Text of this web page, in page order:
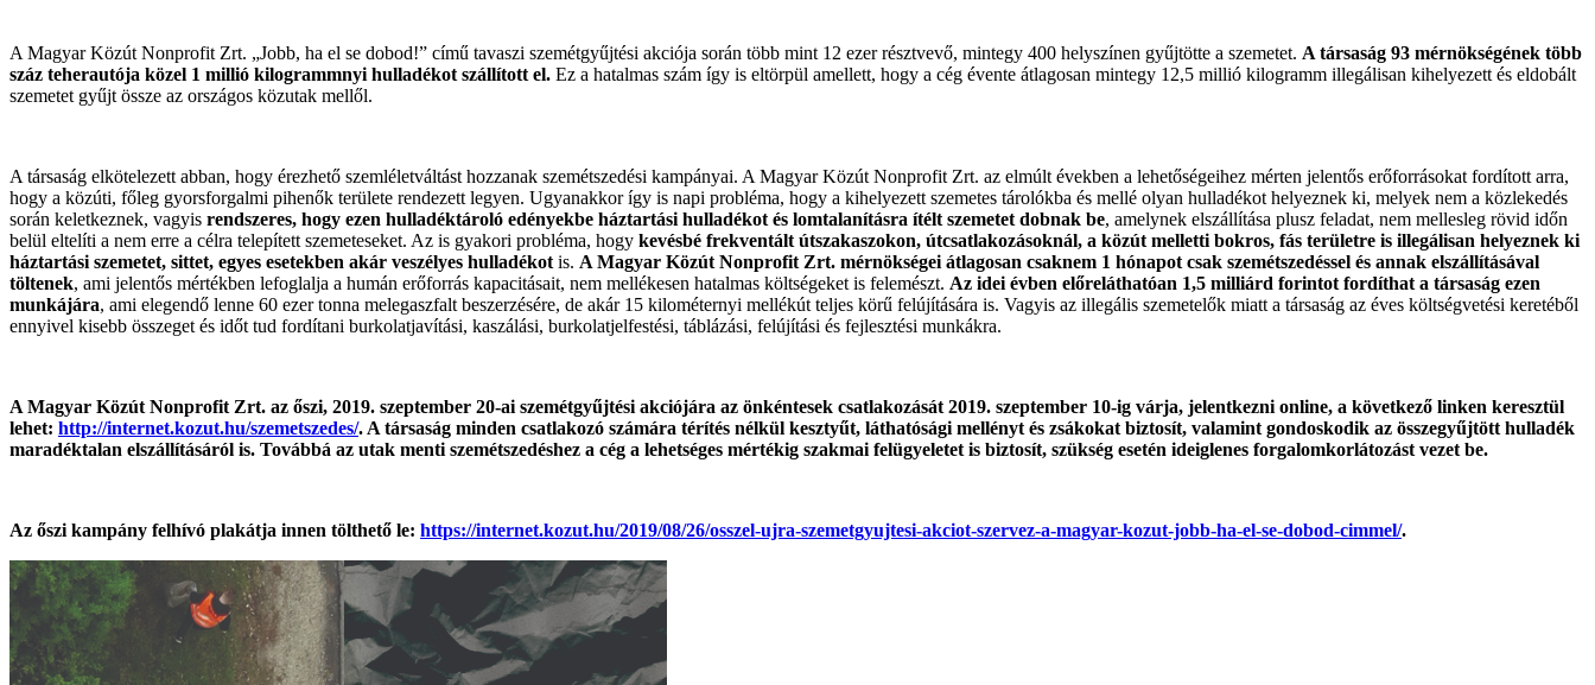
A Magyar Közút Nonprofit Zrt. „Jobb, ha el se dobod!” című tavaszi szemétgyűjtési akciója során több mint 12 ezer résztvevő, mintegy 400 helyszínen gyűjtötte a szemetet. A társaság 93 mérnökségének több
száz teherautója közel 1 millió kilogrammnyi hulladékot szállított el. Ez a hatalmas szám így is eltörpül amellett, hogy a cég évente átlagosan mintegy 12,5 millió kilogramm illegálisan kihelyezett és eldobált
szemetet gyűjt össze az országos közutak mellől.
A társaság elkötelezett abban, hogy érezhető szemléletváltást hozzanak szemétszedési kampányai. A Magyar Közút Nonprofit Zrt. az elmúlt években a lehetőségeihez mérten jelentős erőforrásokat fordított arra,
hogy a közúti, főleg gyorsforgalmi pihenők területe rendezett legyen. Ugyanakkor így is napi probléma, hogy a kihelyezett szemetes tárolókba és mellé olyan hulladékot helyeznek ki, melyek nem a közlekedés
során keletkeznek, vagyis rendszeres, hogy ezen hulladéktároló edényekbe háztartási hulladékot és lomtalanításra ítélt szemetet dobnak be, amelynek elszállítása plusz feladat, nem mellesleg rövid időn
belül eltelíti a nem erre a célra telepített szemeteseket. Az is gyakori probléma, hogy kevésbé frekventált útszakaszokon, útcsatlakozásoknál, a közút melletti bokros, fás területre is illegálisan helyeznek ki
háztartási szemetet, sittet, egyes esetekben akár veszélyes hulladékot is. A Magyar Közút Nonprofit Zrt. mérnökségei átlagosan csaknem 1 hónapot csak szemétszedéssel és annak elszállításával
töltenek, ami jelentős mértékben lefoglalja a humán erőforrás kapacitásait, nem mellékesen hatalmas költségeket is felemészt. Az idei évben előreláthatóan 1,5 milliárd forintot fordíthat a társaság ezen
munkájára, ami elegendő lenne 60 ezer tonna melegaszfalt beszerzésére, de akár 15 kilométernyi mellékút teljes körű felújítására is. Vagyis az illegális szemetelők miatt a társaság az éves költségvetési keretéből
ennyivel kisebb összeget és időt tud fordítani burkolatjavítási, kaszálási, burkolatjelfestési, táblázási, felújítási és fejlesztési munkákra.
A Magyar Közút Nonprofit Zrt. az őszi, 2019. szeptember 20-ai szemétgyűjtési akciójára az önkéntesek csatlakozását 2019. szeptember 10-ig várja, jelentkezni online, a következő linken keresztül
lehet: http://internet.kozut.hu/szemetszedes/. A társaság minden csatlakozó számára térítés nélkül kesztyűt, láthatósági mellényt és zsákokat biztosít, valamint gondoskodik az összegyűjtött hulladék
maradéktalan elszállításáról is. Továbbá az utak menti szemétszedéshez a cég a lehetséges mértékig szakmai felügyeletet is biztosít, szükség esetén ideiglenes forgalomkorlátozást vezet be.
Az őszi kampány felhívó plakátja innen tölthető le: https://internet.kozut.hu/2019/08/26/osszel-ujra-szemetgyujtesi-akciot-szervez-a-magyar-kozut-jobb-ha-el-se-dobod-cimmel/.